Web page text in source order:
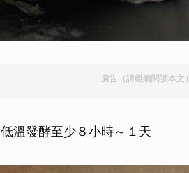
廣告（請繼續閱讀本文）
溫發酵至少８小時～１天